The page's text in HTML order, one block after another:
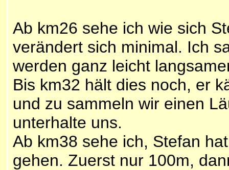
Ab km26 sehe ich wie sich
verändert sich minimal. Ich
werden ganz leicht
Bis km32 hält dies noch, er
und zu sammeln wir einen
unterhalte uns.
Ab km38 sehe ich, Stefan
gehen. Zuerst nur 100m,